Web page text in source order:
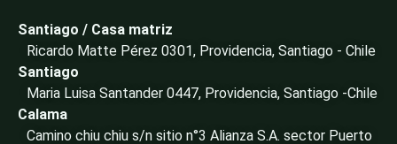
n
i
Santiago / Casa matriz
Ricardo Matte Pérez 0301, Providencia, Santiago - Chile
Santiago
Maria Luisa Santander 0447, Providencia, Santiago -Chile
Calama
Camino chiu chiu s/n sitio n°3 Alianza S.A. sector Puerto